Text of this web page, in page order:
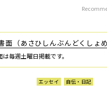
面（あさひしんぶんどくしょめ
毎週土曜日掲載です。
エッセイ 自伝・日記